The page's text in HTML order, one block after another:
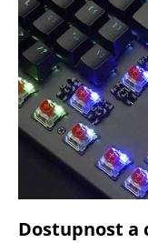
Dostupnost a